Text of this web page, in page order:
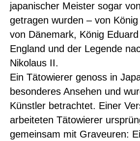
japanischer Meister sogar
getragen wurden – von
von Dänemark, König
England und der Legende
Nikolaus II.
Ein Tätowierer genoss in
besonderes Ansehen und
Künstler betrachtet. Einer
arbeiteten Tätowierer
gemeinsam mit Graveuren: